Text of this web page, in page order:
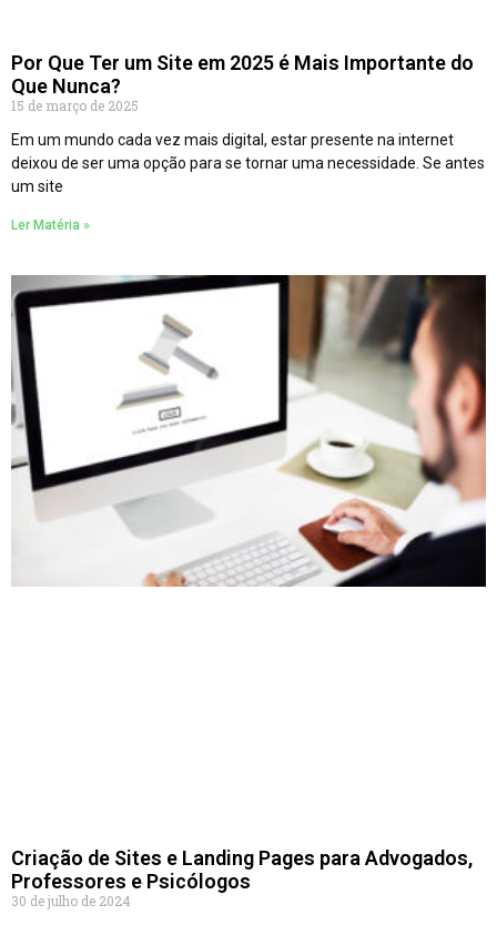
Por Que Ter um Site em 2025 é Mais Importante do
Que Nunca?
15 de março de 2025
Em um mundo cada vez mais digital, estar presente na internet
deixou de ser uma opção para se tornar uma necessidade. Se antes
um site
Ler Matéria »
Criação de Sites e Landing Pages para Advogados,
Professores e Psicólogos
30 de julho de 2024